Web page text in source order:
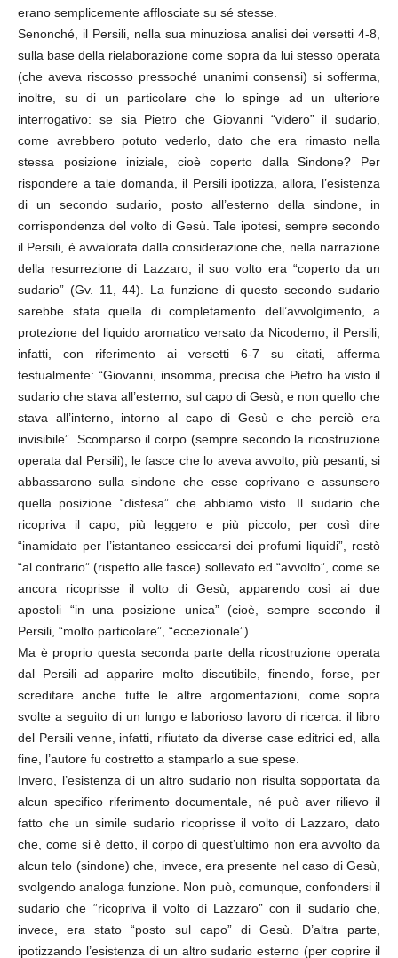
erano semplicemente afflosciate su sé stesse.
Senonché, il Persili, nella sua minuziosa analisi dei versetti 4-8,
sulla base della rielaborazione come sopra da lui stesso operata
(che aveva riscosso pressoché unanimi consensi) si sofferma,
inoltre, su di un particolare che lo spinge ad un ulteriore
interrogativo: se sia Pietro che Giovanni “videro” il sudario,
come avrebbero potuto vederlo, dato che era rimasto nella
stessa posizione iniziale, cioè coperto dalla Sindone? Per
rispondere a tale domanda, il Persili ipotizza, allora, l’esistenza
di un secondo sudario, posto all’esterno della sindone, in
corrispondenza del volto di Gesù. Tale ipotesi, sempre secondo
il Persili, è avvalorata dalla considerazione che, nella narrazione
della resurrezione di Lazzaro, il suo volto era “coperto da un
sudario” (Gv. 11, 44). La funzione di questo secondo sudario
sarebbe stata quella di completamento dell’avvolgimento, a
protezione del liquido aromatico versato da Nicodemo; il Persili,
infatti, con riferimento ai versetti 6-7 su citati, afferma
testualmente: “Giovanni, insomma, precisa che Pietro ha visto il
sudario che stava all’esterno, sul capo di Gesù, e non quello che
stava all’interno, intorno al capo di Gesù e che perciò era
invisibile”. Scomparso il corpo (sempre secondo la ricostruzione
operata dal Persili), le fasce che lo aveva avvolto, più pesanti, si
abbassarono sulla sindone che esse coprivano e assunsero
quella posizione “distesa” che abbiamo visto. Il sudario che
ricopriva il capo, più leggero e più piccolo, per così dire
“inamidato per l’istantaneo essiccarsi dei profumi liquidi”, restò
“al contrario” (rispetto alle fasce) sollevato ed “avvolto”, come se
ancora ricoprisse il volto di Gesù, apparendo così ai due
apostoli “in una posizione unica” (cioè, sempre secondo il
Persili, “molto particolare”, “eccezionale”).
Ma è proprio questa seconda parte della ricostruzione operata
dal Persili ad apparire molto discutibile, finendo, forse, per
screditare anche tutte le altre argomentazioni, come sopra
svolte a seguito di un lungo e laborioso lavoro di ricerca: il libro
del Persili venne, infatti, rifiutato da diverse case editrici ed, alla
fine, l’autore fu costretto a stamparlo a sue spese.
Invero, l’esistenza di un altro sudario non risulta sopportata da
alcun specifico riferimento documentale, né può aver rilievo il
fatto che un simile sudario ricoprisse il volto di Lazzaro, dato
che, come si è detto, il corpo di quest’ultimo non era avvolto da
alcun telo (sindone) che, invece, era presente nel caso di Gesù,
svolgendo analoga funzione. Non può, comunque, confondersi il
sudario che “ricopriva il volto di Lazzaro” con il sudario che,
invece, era stato “posto sul capo” di Gesù. D’altra parte,
ipotizzando l’esistenza di un altro sudario esterno (per coprire il